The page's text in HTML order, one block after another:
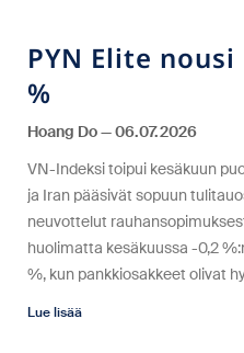
PYN Elite
%
Hoang Do
06.07.2026
VN-Indeksi toipui kesäkuun
ja Iran pääsivät sopuun
neuvottelut
huolimatta kesäkuussa -0,2
%, kun pankkiosakkeet olivat
Lue lisää